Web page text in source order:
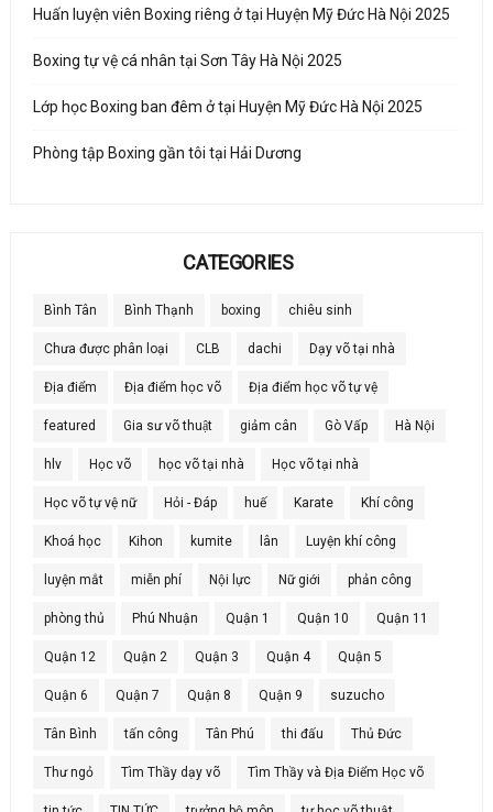
Huấn luyện viên Boxing riêng ở tại Huyện Mỹ Đức Hà Nội 2025
Boxing tự vệ cá nhân tại Sơn Tây Hà Nội 2025
Lớp học Boxing ban đêm ở tại Huyện Mỹ Đức Hà Nội 2025
Phòng tập Boxing gần tôi tại Hải Dương
CATEGORIES
Bình Tân Bình Thạnh boxing chiêu sinh
Chưa được phân loại CLB dachi Dạy võ tại nhà
Địa điểm Địa điểm học võ Địa điểm học võ tự vệ
featured Gia sư võ thuật giảm cân Gò Vấp Hà Nội
hlv Học võ học võ tại nhà Học võ tại nhà
Học võ tự vệ nữ Hỏi - Đáp huế Karate Khí công
Khoá học Kihon kumite lân Luyện khí công
luyện mắt miễn phí Nội lực Nữ giới phản công
phòng thủ Phú Nhuận Quận 1 Quận 10 Quận 11
Quận 12 Quận 2 Quận 3 Quận 4 Quận 5
Quận 6 Quận 7 Quận 8 Quận 9 suzucho
Tân Bình tấn công Tân Phú thi đấu Thủ Đức
Thư ngỏ Tìm Thầy dạy võ Tìm Thầy và Địa Điểm Học võ